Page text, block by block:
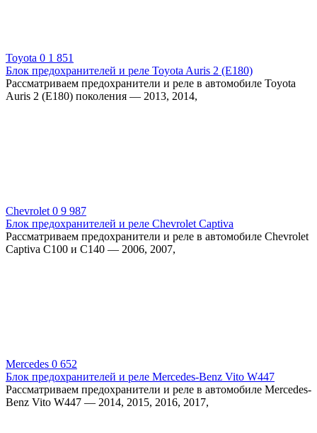
Toyota 0 1 851
Блок предохранителей и реле Toyota Auris 2 (E180)
Рассматриваем предохранители и реле в автомобиле Toyota
Auris 2 (E180) поколения — 2013, 2014,
Chevrolet 0 9 987
Блок предохранителей и реле Chevrolet Сaptiva
Рассматриваем предохранители и реле в автомобиле Chevrolet
Сaptiva С100 и С140 — 2006, 2007,
Mercedes 0 652
Блок предохранителей и реле Mercedes-Benz Vito W447
Рассматриваем предохранители и реле в автомобиле Mercedes-
Benz Vito W447 — 2014, 2015, 2016, 2017,